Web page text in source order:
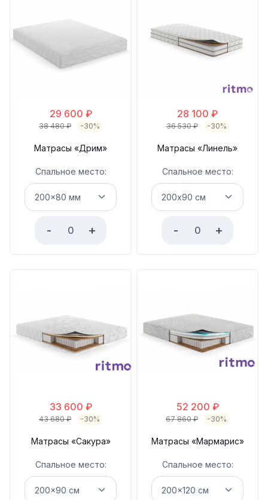
29 600 ₽
38 480₽ -30%
Матрасы «Дрим»
Спальное место:
- +
28 100 ₽
36 530₽ -30%
Матрасы «Линель»
Спальное место:
- +
33 600 ₽
43 680₽ -30%
Матрасы «Сакура»
Спальное место:
52 200 ₽
67 860₽ -30%
Матрасы «Мармарис»
Спальное место: